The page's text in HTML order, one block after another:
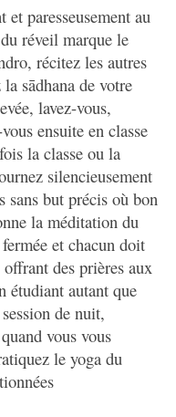
paresseusement au
réveil marque le
récitez les autres
sādhana de votre
lavez-vous,
ensuite en classe
la classe ou la
silencieusement
sans but précis où bon
la méditation du
et chacun doit
des prières aux
étudiant autant que
de nuit,
vous vous
le yoga du